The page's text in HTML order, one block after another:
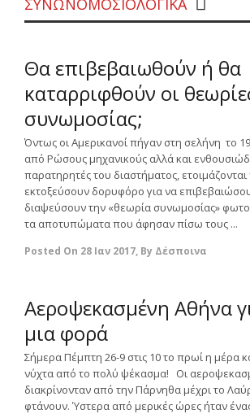
ΣΥΝΩΝΟΜΟΣΙΟΛΟΓΙΚΑ
Θα επιβεβαιωθούν ή θα
καταρριφθούν οι
συνωμοσίας;
Όντως οι Αμερικανοί πήγαν στη σελήνη το
από Ρώσους μηχανικούς αλλά και
παρατηρητές του διαστήματος, ετοιμάζονται
εκτοξεύσουν δορυφόρο για να
διαψεύσουν την «θεωρία συνωμοσίας»
τα αποτυπώματα που άφησαν πίσω τους ...
Posted On 28 Ιαν 2017, By Δέσποινα
Αεροψεκασμένη Αθήνα
μια φορά
Σήμερα Πέμπτη 26-9 στις 10 το πρωί η μέρα
νύχτα από το πολύ ψέκασμα! Οι
διακρίνονταν από την Πάρνηθα μέχρι το
φτάνουν. Ύστερα από μερικές ώρες ήταν